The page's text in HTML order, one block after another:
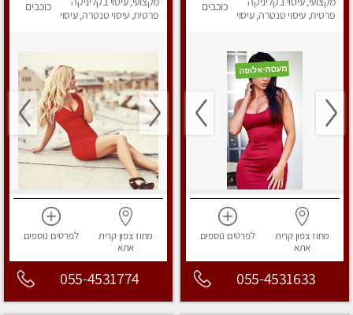
בלתי נשכחת!!
פרטית, עיסוי טנטרה, עיסוי
כוכבים
מחוז צפוןקרית
אתא
לפרטים נוספים
055-4531633
פרטית, עיסוי טנטרה, עיסוי
כוכבים
מחוז צפוןקרית
אתא
לפרטים נוספים
055-4531774